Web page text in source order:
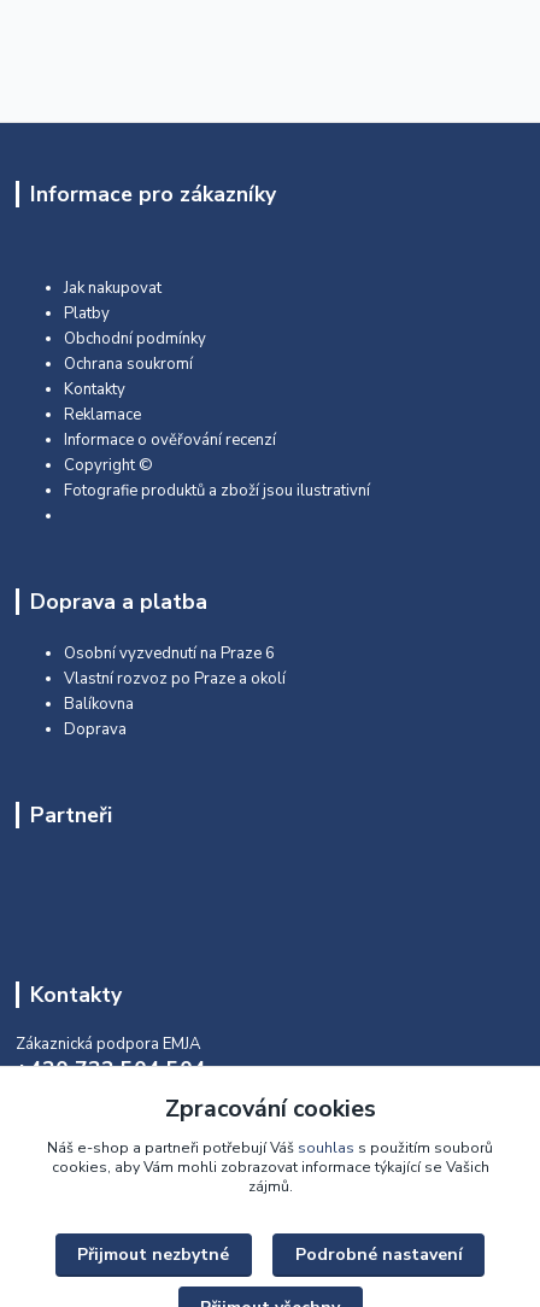
Informace pro zákazníky
Jak nakupovat
Platby
Obchodní podmínky
Ochrana soukromí
Kontakty
Reklamace
Informace o ověřování recenzí
Copyright ©
Fotografie produktů a zboží jsou ilustrativní
Doprava a platba
Osobní vyzvednutí na Praze 6
Vlastní rozvoz po Praze a okolí
Balíkovna
Doprava
Partneři
Kontakty
Zákaznická podpora EMJA
+420 732 504 504
(během naší aktuální otevírací doby)
info@emja.cz
Upravit sběr cookies.
Zpracování cookies
Náš e-shop a partneři potřebují Váš souhlas s použitím souborů
cookies, aby Vám mohli zobrazovat informace týkající se Vašich
zájmů.
Přijmout nezbytné Podrobné nastavení